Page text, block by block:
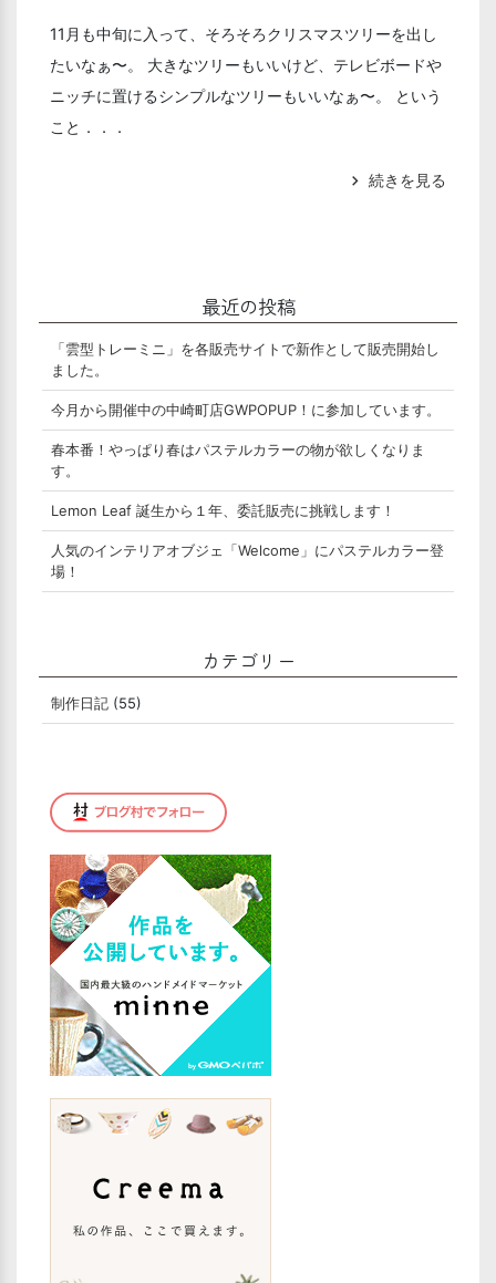
11月も中旬に入って、そろそろクリスマスツリーを出し
たいなぁ〜。 大きなツリーもいいけど、テレビボードや
ニッチに置けるシンプルなツリーもいいなぁ〜。 という
こと．．．
chevron_right 続きを見る
最近の投稿
「雲型トレーミニ」を各販売サイトで新作として販売開始し
ました。
今月から開催中の中崎町店GWPOPUP！に参加しています。
春本番！やっぱり春はパステルカラーの物が欲しくなりま
す。
Lemon Leaf 誕生から１年、委託販売に挑戦します！
人気のインテリアオブジェ「Welcome」にパステルカラー登
場！
カテゴリー
制作日記 (55)